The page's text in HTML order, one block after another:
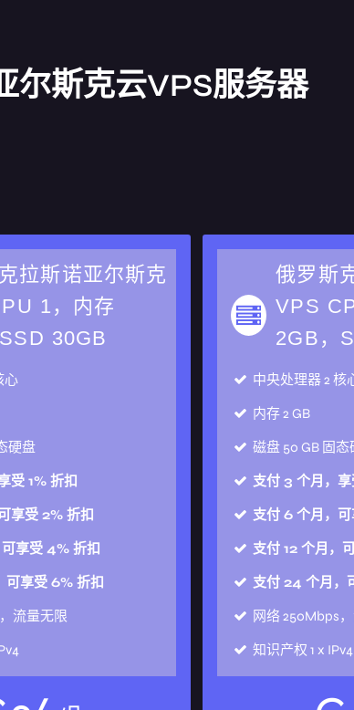
尔斯克云VPS服务器
拉斯诺亚尔斯克
1，内存
30GB
心
硬盘
受 1% 折扣
享受 2% 折扣
享受 4% 折扣
可享受 6% 折扣
流量无限
俄罗斯
VPS
2GB，
中央处理器2 核
内存2 GB
磁盘 50 GB 固态
支付 3 个月，享
支付 6 个月，
支付 12 个月，
支付 24 个月，
网络250Mbps
知识产权1 x